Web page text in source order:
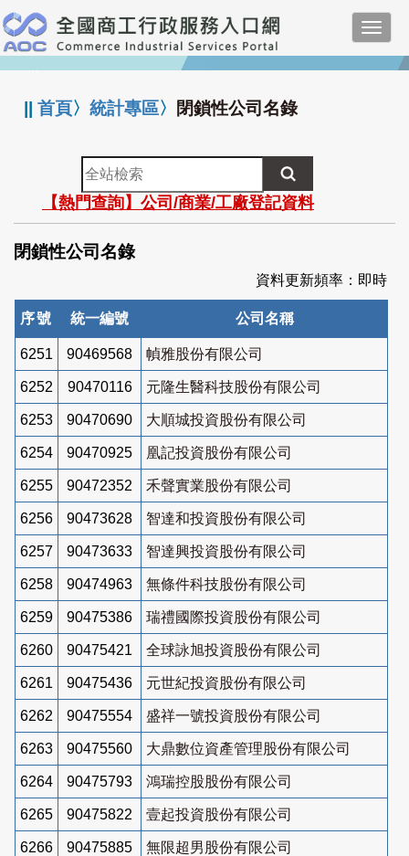
跳
到
主
要
:::
||首頁〉統計專區〉 閉鎖性公司名錄
全
站
檢
索
【熱門查詢】公司/商業/工廠登記資料
閉鎖性公司名錄
資料更新頻率：即時
序號 統一編號 公司名稱
6251 90469568 幀雅股份有限公司
6252 90470116 元隆生醫科技股份有限公司
6253 90470690 大順城投資股份有限公司
6254 90470925 凰記投資股份有限公司
6255 90472352 禾聲實業股份有限公司
6256 90473628 智達和投資股份有限公司
6257 90473633 智達興投資股份有限公司
6258 90474963 無條件科技股份有限公司
6259 90475386 瑞禮國際投資股份有限公司
6260 90475421 全球詠旭投資股份有限公司
6261 90475436 元世紀投資股份有限公司
6262 90475554 盛祥一號投資股份有限公司
6263 90475560 大鼎數位資產管理股份有限公司
6264 90475793 鴻瑞控股股份有限公司
6265 90475822 壹起投資股份有限公司
6266 90475885 無限超男股份有限公司